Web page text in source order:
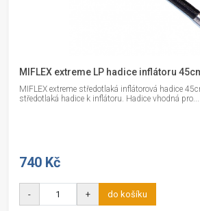
MIFLEX extreme LP hadice inflátoru
MIFLEX extreme středotlaká inflátorová hadice
středotlaká hadice k inflátoru. Hadice vhodná pro...
740 Kč
- + do košíku